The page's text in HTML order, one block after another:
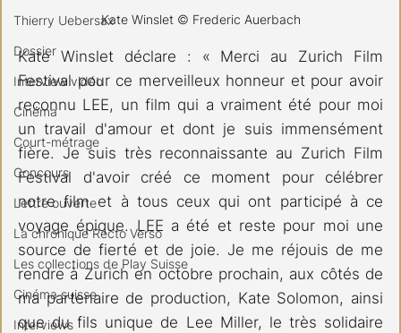
Thierry Uebersax
Dossier
Interview vidéo
Cinéma
Court-métrage
Concours
Lettre ouverte
La chronique Recto Verso
Les collections de Play Suisse
Cinéma suisse
Interviews
Kate Winslet © Frederic Auerbach
Kate Winslet déclare : « Merci au Zurich Film
Festival pour ce merveilleux honneur et pour avoir
reconnu LEE, un film qui a vraiment été pour moi
un travail d'amour et dont je suis immensément
fière. Je suis très reconnaissante au Zurich Film
Festival d'avoir créé ce moment pour célébrer
notre film et à tous ceux qui ont participé à ce
voyage épique. LEE a été et reste pour moi une
source de fierté et de joie. Je me réjouis de me
rendre à Zurich en octobre prochain, aux côtés de
ma partenaire de production, Kate Solomon, ainsi
que du fils unique de Lee Miller, le très solidaire